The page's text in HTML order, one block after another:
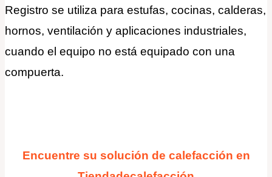
Registro se utiliza para estufas, cocinas, calderas,
hornos, ventilación y aplicaciones industriales,
cuando el equipo no está equipado con una
compuerta.
Encuentre su solución de calefacción en